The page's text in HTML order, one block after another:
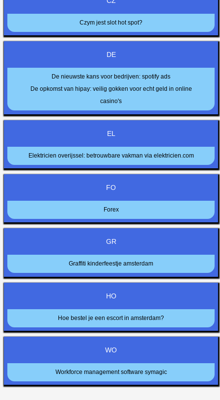
Czym jest slot hot spot?
DE
De nieuwste kans voor bedrijven: spotify ads
De opkomst van hipay: veilig gokken voor echt geld in online
casino's
EL
Elektricien overijssel: betrouwbare vakman via elektricien.com
FO
Forex
GR
Graffiti kinderfeestje amsterdam
HO
Hoe bestel je een escort in amsterdam?
WO
Workforce management software symagic